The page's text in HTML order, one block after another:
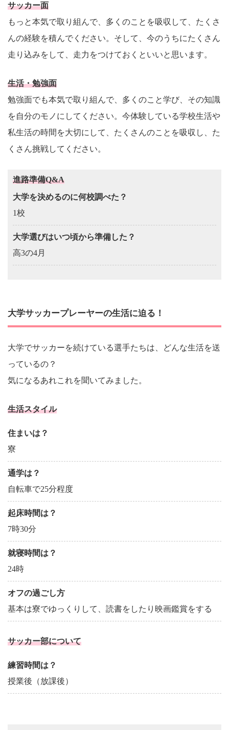
サッカー面
もっと本気で取り組んで、多くのことを吸収して、たくさ
んの経験を積んでください。そして、今のうちにたくさん
走り込みをして、走力をつけておくといいと思います。
生活・勉強面
勉強面でも本気で取り組んで、多くのこと学び、その知識
を自分のモノにしてください。今体験している学校生活や
私生活の時間を大切にして、たくさんのことを吸収し、た
くさん挑戦してください。
進路準備Q&A
大学を決めるのに何校調べた？
1校
大学選びはいつ頃から準備した？
高3の4月
大学サッカープレーヤーの生活に迫る！
大学でサッカーを続けている選手たちは、どんな生活を送
っているの？
気になるあれこれを聞いてみました。
生活スタイル
住まいは？
寮
通学は？
自転車で25分程度
起床時間は？
7時30分
就寝時間は？
24時
オフの過ごし方
基本は寮でゆっくりして、読書をしたり映画鑑賞をする
サッカー部について
練習時間は？
授業後（放課後）